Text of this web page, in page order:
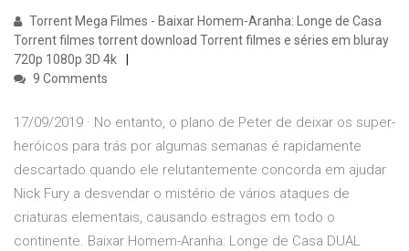
Torrent Mega Filmes - Baixar Homem-Aranha: Longe de Casa
Torrent filmes torrent download Torrent filmes e séries em bluray
720p 1080p 3D 4k
9 Comments
17/09/2019 · No entanto, o plano de Peter de deixar os super-
heróicos para trás por algumas semanas é rapidamente
descartado quando ele relutantemente concorda em ajudar
Nick Fury a desvendar o mistério de vários ataques de
criaturas elementais, causando estragos em todo o
continente. Baixar Homem-Aranha: Longe de Casa DUAL